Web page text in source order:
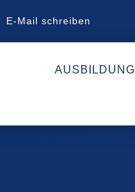
E-Mail schreiben
AUSBILDUNG